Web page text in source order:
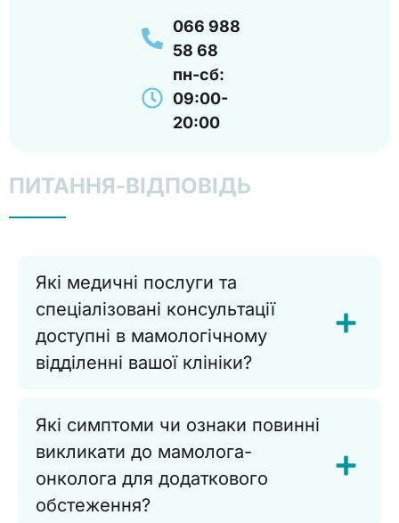
066 988
58 68
пн-сб:
09:00-
20:00
ПИТАННЯ-ВІДПОВІДЬ
Які медичні послуги та
спеціалізовані консультації
доступні в мамологічному
відділенні вашої клініки?
Які симптоми чи ознаки повинні
викликати до мамолога-
онколога для додаткового
обстеження?